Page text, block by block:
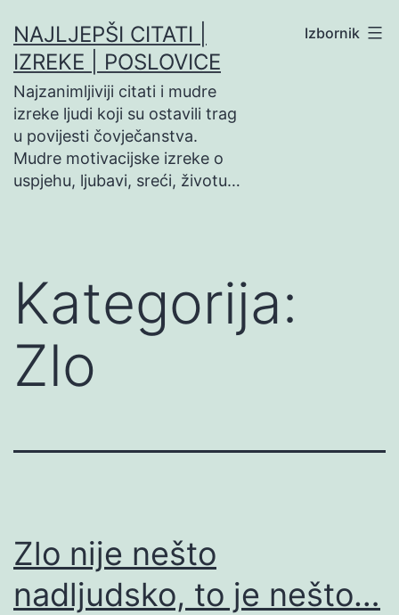
na
sadržaj
NAJLJEPŠI CITATI |
IZREKE | POSLOVICE
Najzanimljiviji citati i mudre
izreke ljudi koji su ostavili trag
u povijesti čovječanstva.
Mudre motivacijske izreke o
uspjehu, ljubavi, sreći, životu…
Izbornik
Kategorija:
Zlo
Zlo nije nešto
nadljudsko, to je nešto…